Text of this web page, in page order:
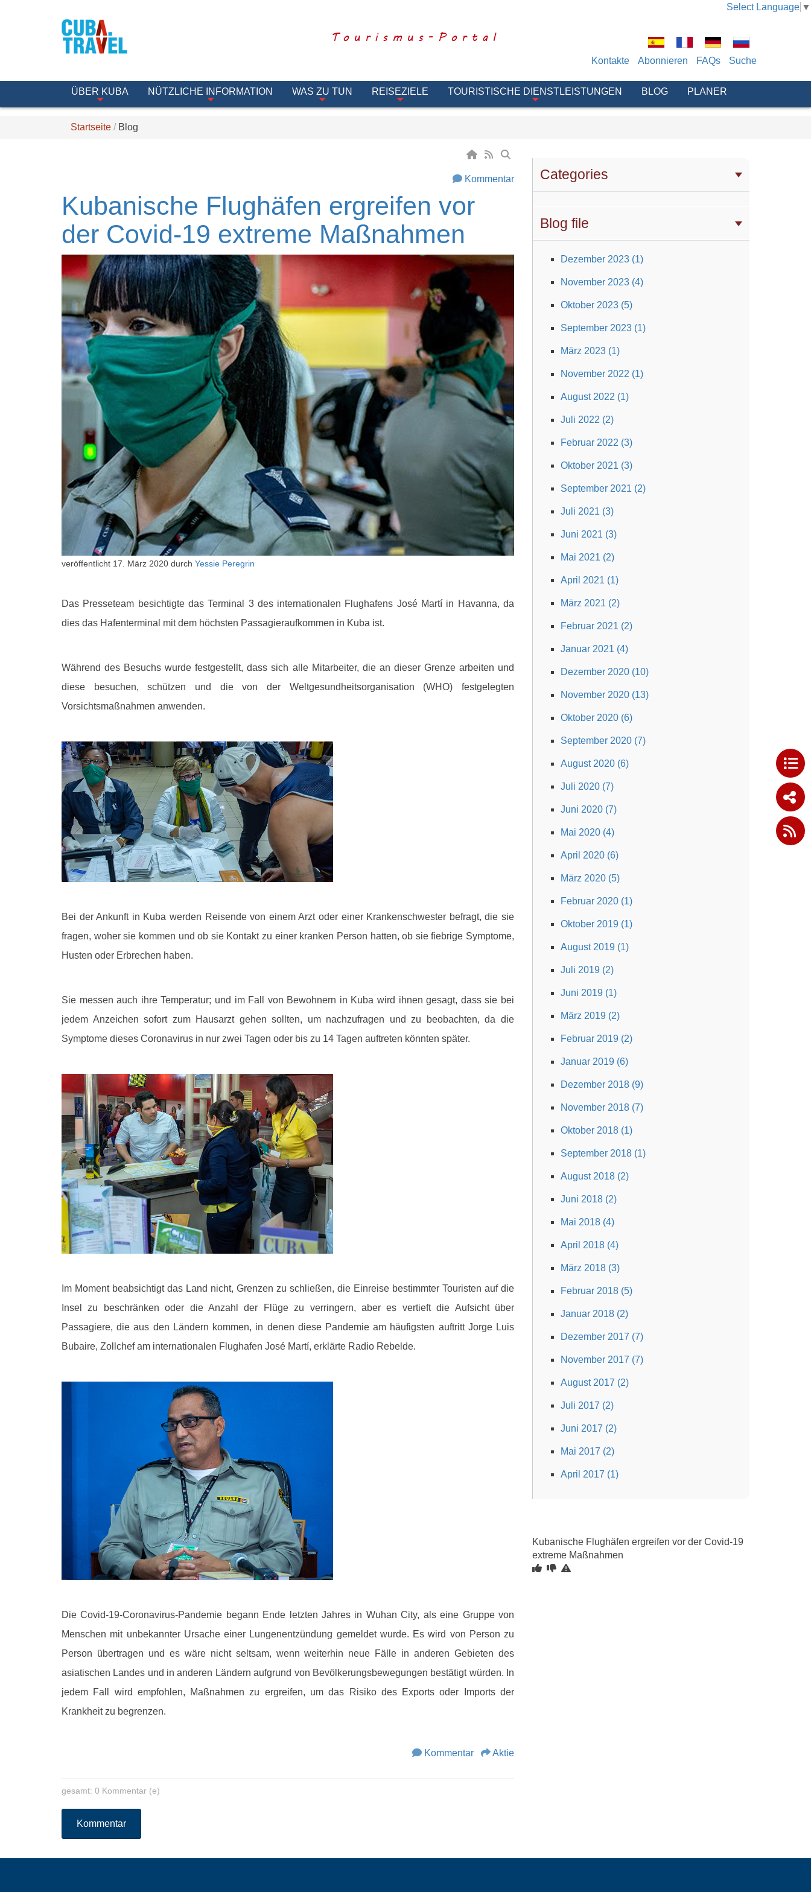
Select Language ▼
Tourismus-Portal
Kontakte Abonnieren FAQs Suche
ÜBER KUBA NÜTZLICHE INFORMATION WAS ZU TUN REISEZIELE TOURISTISCHE DIENSTLEISTUNGEN BLOG PLANER
Startseite Blog
Categories
Blog file
Dezember 2023 (1)
November 2023 (4)
Oktober 2023 (5)
September 2023 (1)
März 2023 (1)
November 2022 (1)
August 2022 (1)
Juli 2022 (2)
Februar 2022 (3)
Oktober 2021 (3)
September 2021 (2)
Juli 2021 (3)
Juni 2021 (3)
Mai 2021 (2)
April 2021 (1)
März 2021 (2)
Februar 2021 (2)
Januar 2021 (4)
Dezember 2020 (10)
November 2020 (13)
Oktober 2020 (6)
September 2020 (7)
August 2020 (6)
Juli 2020 (7)
Juni 2020 (7)
Mai 2020 (4)
April 2020 (6)
März 2020 (5)
Februar 2020 (1)
Oktober 2019 (1)
August 2019 (1)
Juli 2019 (2)
Juni 2019 (1)
März 2019 (2)
Februar 2019 (2)
Januar 2019 (6)
Dezember 2018 (9)
November 2018 (7)
Oktober 2018 (1)
September 2018 (1)
August 2018 (2)
Juni 2018 (2)
Mai 2018 (4)
April 2018 (4)
März 2018 (3)
Februar 2018 (5)
Januar 2018 (2)
Dezember 2017 (7)
November 2017 (7)
August 2017 (2)
Juli 2017 (2)
Juni 2017 (2)
Mai 2017 (2)
April 2017 (1)
Kubanische Flughäfen ergreifen vor der Covid-19
extreme Maßnahmen
Kommentar
Kubanische Flughäfen ergreifen vor
der Covid-19 extreme Maßnahmen
veröffentlicht 17. März 2020 durch Yessie Peregrin
Das Presseteam besichtigte das Terminal 3 des internationalen Flughafens José Martí in Havanna, da
dies das Hafenterminal mit dem höchsten Passagieraufkommen in Kuba ist.
Während des Besuchs wurde festgestellt, dass sich alle Mitarbeiter, die an dieser Grenze arbeiten und
diese besuchen, schützen und die von der Weltgesundheitsorganisation (WHO) festgelegten
Vorsichtsmaßnahmen anwenden.
Bei der Ankunft in Kuba werden Reisende von einem Arzt oder einer Krankenschwester befragt, die sie
fragen, woher sie kommen und ob sie Kontakt zu einer kranken Person hatten, ob sie fiebrige Symptome,
Husten oder Erbrechen haben.
Sie messen auch ihre Temperatur; und im Fall von Bewohnern in Kuba wird ihnen gesagt, dass sie bei
jedem Anzeichen sofort zum Hausarzt gehen sollten, um nachzufragen und zu beobachten, da die
Symptome dieses Coronavirus in nur zwei Tagen oder bis zu 14 Tagen auftreten könnten später.
Im Moment beabsichtigt das Land nicht, Grenzen zu schließen, die Einreise bestimmter Touristen auf die
Insel zu beschränken oder die Anzahl der Flüge zu verringern, aber es vertieft die Aufsicht über
Passagiere, die aus den Ländern kommen, in denen diese Pandemie am häufigsten auftritt Jorge Luis
Bubaire, Zollchef am internationalen Flughafen José Martí, erklärte Radio Rebelde.
Die Covid-19-Coronavirus-Pandemie begann Ende letzten Jahres in Wuhan City, als eine Gruppe von
Menschen mit unbekannter Ursache einer Lungenentzündung gemeldet wurde. Es wird von Person zu
Person übertragen und es wäre nicht seltsam, wenn weiterhin neue Fälle in anderen Gebieten des
asiatischen Landes und in anderen Ländern aufgrund von Bevölkerungsbewegungen bestätigt würden. In
jedem Fall wird empfohlen, Maßnahmen zu ergreifen, um das Risiko des Exports oder Imports der
Krankheit zu begrenzen.
Kommentar Aktie
gesamt: 0 Kommentar (e)
Kommentar